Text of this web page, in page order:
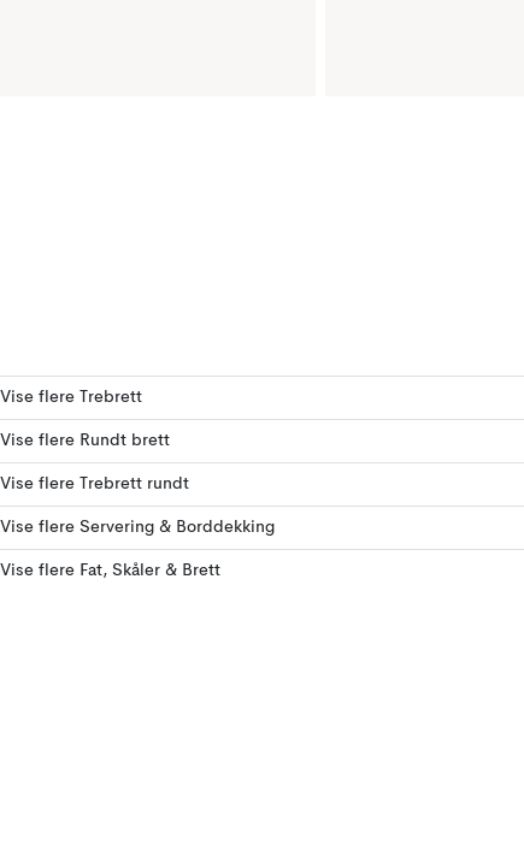
Vise flere Trebrett
Vise flere Rundt brett
Vise flere Trebrett rundt
Vise flere Servering & Borddekking
Vise flere Fat, Skåler & Brett